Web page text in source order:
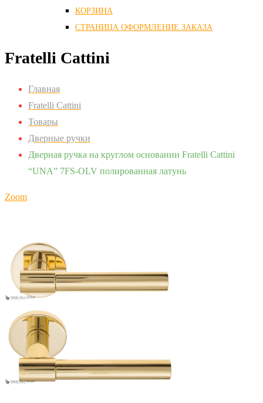
КОРЗИНА
СТРАНИЦА ОФОРМЛЕНИЕ ЗАКАЗА
Fratelli Cattini
Главная
Fratelli Cattini
Товары
Дверные ручки
Дверная ручка на круглом основании Fratelli Cattini
“UNA” 7FS-OLV полированная латунь
Zoom